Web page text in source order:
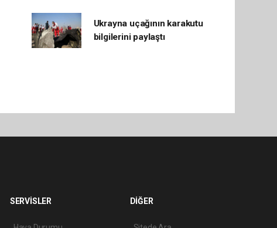
Ukrayna uçağının karakutu
bilgilerini paylaştı
SERVİSLER DİĞER